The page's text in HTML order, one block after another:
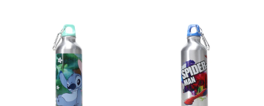
Accesorios